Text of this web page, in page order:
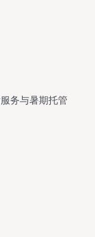
务与暑期托管